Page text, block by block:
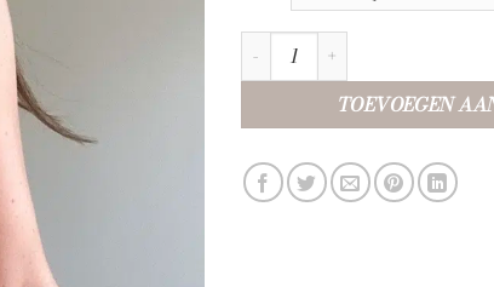
Sportsbra Cherry aantal
TOEVOEGEN